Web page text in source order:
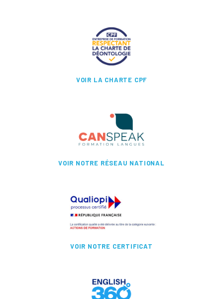
VOIR LA CHARTE CPF
VOIR NOTRE RÉSEAU NATIONAL
VOIR NOTRE CERTIFICAT